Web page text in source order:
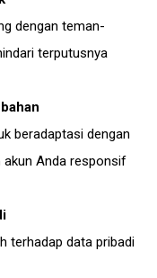
dengan teman-
terputusnya
beradaptasi dengan
akun Anda responsif
terhadap data pribadi